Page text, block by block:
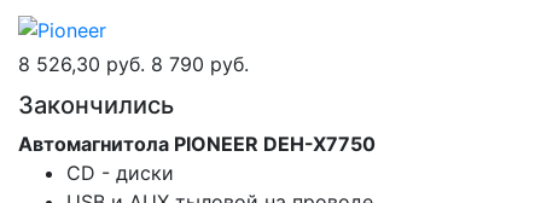
8 526,30 руб. 8 790 руб.
Закончились
Автомагнитола PIONEER DEH-X7750
CD - диски